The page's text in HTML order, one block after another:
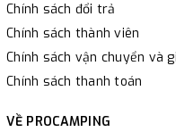
Chính sách đổi trả
Chính sách thành viên
Chính sách vận chuyển và
Chính sách thanh toán
VỀ PROCAMPING